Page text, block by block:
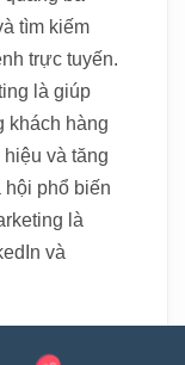
tìm kiếm
trực tuyến.
là giúp
khách hàng
và tăng
hội phổ biến
là
và